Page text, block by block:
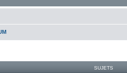
SUJETS